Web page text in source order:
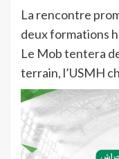
La rencontre
deux formations
Le Mob tentera
terrain, l’USMH